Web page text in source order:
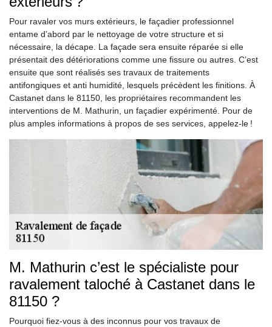
Pour ravaler vos murs extérieurs, le façadier professionnel
entame d’abord par le nettoyage de votre structure et si
nécessaire, la décape. La façade sera ensuite réparée si elle
présentait des détériorations comme une fissure ou autres. C’est
ensuite que sont réalisés ses travaux de traitements
antifongiques et anti humidité, lesquels précèdent les finitions. À
Castanet dans le 81150, les propriétaires recommandent les
interventions de M. Mathurin, un façadier expérimenté. Pour de
plus amples informations à propos de ses services, appelez-le !
M. Mathurin c’est le spécialiste pour
ravalement taloché à Castanet dans le
81150 ?
Pourquoi fiez-vous à des inconnus pour vos travaux de